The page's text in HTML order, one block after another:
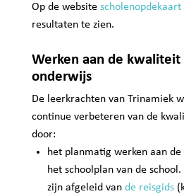
Op de website scholenopdekaart
resultaten te zien.
Werken aan de kwaliteit
onderwijs
De leerkrachten van Trinamiek
continue verbeteren van de
door:
het planmatig werken aan
het schoolplan van de
zijn afgeleid van de reisgids